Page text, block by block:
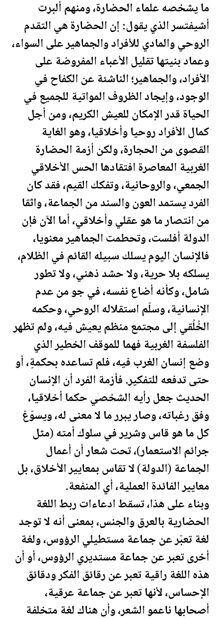
ما يشخصه علماء الحضارة، ومنهم ألبرت
أشيفتسر الذي يقول: إن الحضارة هي التقدم
الروحي والمادي للأفراد والجماهير على السواء،
وعماد بنيتها تقليل الأعباء المفروضة على
الأفراد، والجماهير؛ الناشئة عن الكفاح في
الوجود، وإيجاد الظروف المواتية للجميع في
الحياة قدر الإمكان للعيش الكريم، ومن أجل
كمال الأفراد روحيا وأخلاقيا، وهو الغاية
القصوى من الحجارة، ولكن أزمة الحضارة
الغربية المعاصرة افتقادها الحس الأخلاقي
الجمعي، والروحانية، وتفكك القيم، فقد كان
الفرد يستمد العون والسند من الجماعة، واثقا
من انتصار ما هو عقلي وأخلاقي، أما الآن فإن
الدولة أفلست، وتحطمت الجماهير معنويا،
فالإنسان اليوم يسلك سبيله القائم في الظلام،
يسلكه بلا حرية، ولا حشد ذهني، ولا تطور
شامل، وكأنه أضاع نفسه، في جو من عدم
الإنسانية، وسلّم استقلاله الروحي، وحكمه
الخُلُقي إلى مجتمع منظم يعيش فيه، ولم تظهر
الفلسفة الغربية فهما للموقف الخطير الذي
وضع إنسان الغرب فيه، فلم تساعده بحكمةٍ، أو
حتى تدفعه للتفكير. فأزمة الفرد أن الإنسان
الحديث جعل رأيه الشخصي حكما أخلاقيا،
وفق رغباته، وصار يبرر ما لا معنى له، ويسوّغ
كل ما هو قاس وشرير في سلوك أمته (مثل
جرائم الاستعمار)، تحت شعار أن أعمال
الجماعة (الدولة) لا تقاس بمعايير الأخلاق، بل
معايير الفائدة العملية، أي المنفعة.
وبناء على هذا، تسقط ادعاءات ربط اللغة
الحضارية بالعرق والجنس، بمعنى أنه لا توجد
لغة تعبّر عن جماعة مستطيلي الرؤوس، ولغة
أخرى تعبر عن جماعة مستديري الرؤوس، أو أن
هذه اللغة راقية تعبر عن رقائق الفكر ودقائق
الإحساس، لأنها تعبر عن جماعة عرقية،
أصحابها ناعمو الشعر، وأن هناك لغة متخلفة